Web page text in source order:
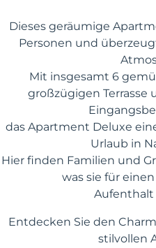
Dieses geräumige
Personen und
Mit insgesamt 6
großzügigen Terrasse
das Apartment Deluxe
Urlaub in
Hier finden Familien und
was sie für
Entdecken Sie den
stilvollen